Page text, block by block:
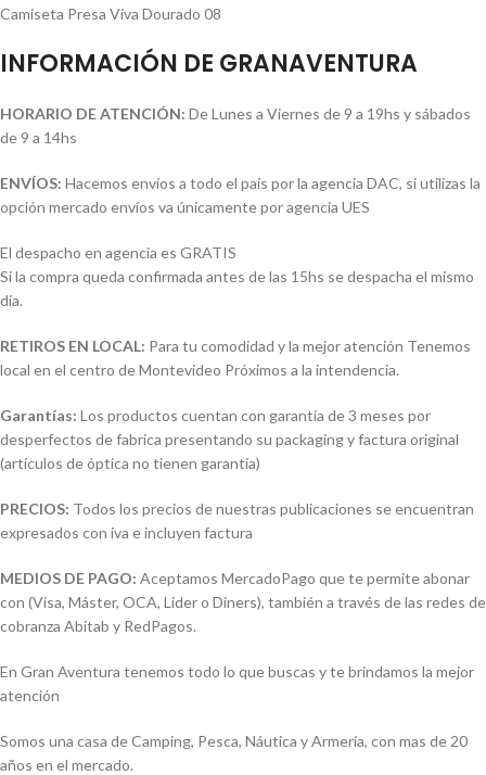
Camiseta Presa Viva Dourado 08
INFORMACIÓN DE GRANAVENTURA
HORARIO DE ATENCIÓN: De Lunes a Viernes de 9 a 19hs y sábados
de 9 a 14hs
ENVÍOS: Hacemos envíos a todo el país por la agencia DAC, si utilizas la
opción mercado envíos va únicamente por agencia UES
El despacho en agencia es GRATIS
Si la compra queda confirmada antes de las 15hs se despacha el mismo
día.
RETIROS EN LOCAL: Para tu comodidad y la mejor atención Tenemos
local en el centro de Montevideo Próximos a la intendencia.
Garantías: Los productos cuentan con garantía de 3 meses por
desperfectos de fabrica presentando su packaging y factura original
(artículos de óptica no tienen garantía)
PRECIOS: Todos los precios de nuestras publicaciones se encuentran
expresados con iva e incluyen factura
MEDIOS DE PAGO: Aceptamos MercadoPago que te permite abonar
con (Visa, Máster, OCA, Lider o Diners), también a través de las redes de
cobranza Abitab y RedPagos.
En Gran Aventura tenemos todo lo que buscas y te brindamos la mejor
atención
Somos una casa de Camping, Pesca, Náutica y Armería, con mas de 20
años en el mercado.